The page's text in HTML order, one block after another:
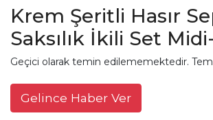
Krem Şeritli Hasır
Saksılık İkili Set
Geçici olarak temin edilememektedir.
Gelince Haber Ver